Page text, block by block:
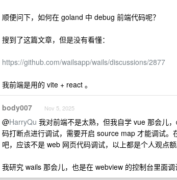
顺便问下，如何在 goland 中 debug 前端代码呢？
搜到了这篇文章，但是没有看懂：
https://github.com/wailsapp/wails/discussions/2877
我前端是用的 vite + react 。
body007 Nov 5, 2025
@HarryQu 我对前端不是太熟，但我自学 vue 那会儿
码打断点进行调试，需要开启 source map 才能调试
吧，应该不是 web 网页代码调试，以上都是个人观点额
我研究 wails 那会儿，也是在 webview 的控制台里面调